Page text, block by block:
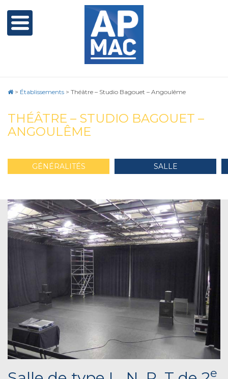
> Établissements > Théâtre – Studio Bagouet – Angoulême
THÉÂTRE – STUDIO BAGOUET –
ANGOULÊME
GÉNÉRALITÉS SALLE
e